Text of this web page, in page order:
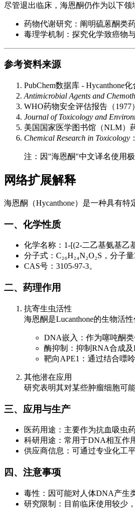
尽管退出临床，海恩酮仍作为以下领
药物代谢研究：阐明硫蒽酮类
毒理学机制：探究化学致癌物
参考资料来源
PubChem数据库 - Hycanthone
Antimicrobial Agents and
WHO药物安全评估报告（1977）
Journal of Toxicology and
美国国家医学图书馆（NLM）
Chemical Research in Toxicology
注：因"海恩酮"中文译名使用
网络扩展解释
海恩酮（Hycanthone）是一种具有
一、化学性质
化学名称：1-[(2-二乙基氨基乙
分子式：C₂₀H₂₄N₂O₂S，分子量
CAS号：3105-97-3。
二、药理作用
抗寄生虫活性
海恩酮是Lucanthone的生物活
DNA嵌入：作为噻吨酮
酶抑制：抑制RNA合成
靶向APE1：通过结合嘌
其他潜在应用
研究表明其对某些肿瘤细胞可
三、应用与生产
医药用途：主要作为抗血吸虫
科研用途：常用于DNA相互作
供应商信息：可通过专业化工
四、注意事项
毒性：因可能对人体DNA产生
研究限制：目前临床使用较少